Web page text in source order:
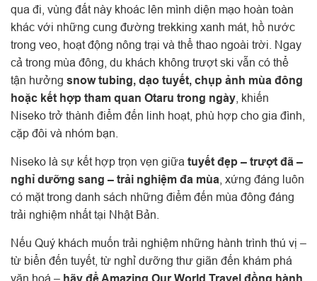
qua đi, vùng đất này khoác lên mình diện mạo hoàn toàn
khác với những cung đường trekking xanh mát, hồ nước
trong veo, hoạt động nông trại và thể thao ngoài trời. Ngay
cả trong mùa đông, du khách không trượt ski vẫn có thể
tận hưởng snow tubing, dạo tuyết, chụp ảnh mùa đông
hoặc kết hợp tham quan Otaru trong ngày , khiến
Niseko trở thành điểm đến linh hoạt, phù hợp cho gia đình,
cặp đôi và nhóm bạn.
Niseko là sự kết hợp trọn vẹn giữa tuyết đẹp – trượt đã –
nghỉ dưỡng sang – trải nghiệm đa mùa , xứng đáng luôn
có mặt trong danh sách những điểm đến mùa đông đáng
trải nghiệm nhất tại Nhật Bản.
Nếu Quý khách muốn trải nghiệm những hành trình thú vị –
từ biển đến tuyết, từ nghỉ dưỡng thư giãn đến khám phá
văn hoá –